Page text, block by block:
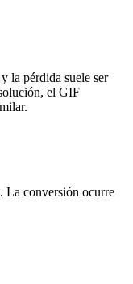
la pérdida suele ser
el GIF
La conversión ocurre